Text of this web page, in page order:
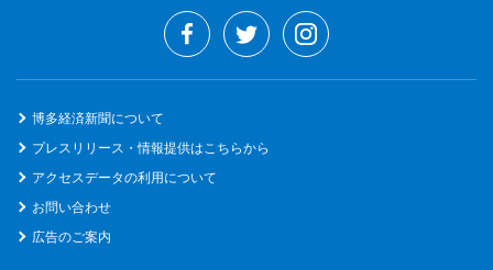
博多経済新聞について
プレスリリース・情報提供はこちらから
アクセスデータの利用について
お問い合わせ
広告のご案内